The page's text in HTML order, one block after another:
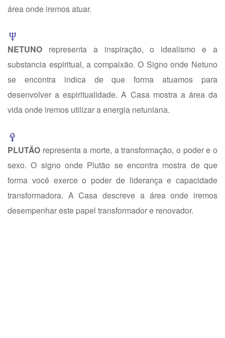
área onde iremos atuar.
NETUNO representa a inspiração, o idealismo e a
substancia espiritual, a compaixão. O Signo onde Netuno
se encontra indica de que forma atuamos para
desenvolver a espiritualidade. A Casa mostra a área da
vida onde iremos utilizar a energia netuniana.
PLUTÃO representa a morte, a transformação, o poder e o
sexo. O signo onde Plutão se encontra mostra de que
forma você exerce o poder de liderança e capacidade
transformadora. A Casa descreve a área onde iremos
desempenhar este papel transformador e renovador.